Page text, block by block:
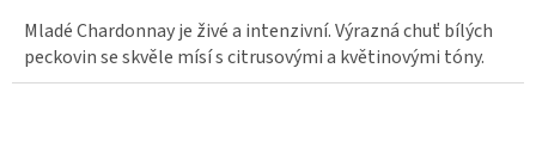
Mladé Chardonnay je živé a intenzivní. Výrazná chuť bílých
peckovin se skvěle mísí s citrusovými a květinovými tóny.